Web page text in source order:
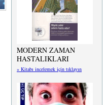
MODERN ZAMAN
HASTALIKLARI
» Kitabı incelemek için tıklayın